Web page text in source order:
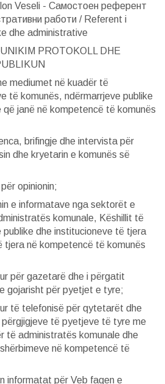
Veseli - Самостоен референт
работи / Referent i
dhe administrative
PROTOKOLL DHE
mediumet në kuadër të
të komunës, ndërmarrjeve publike
që janë në kompetencë të komunës
brifingje dhe intervista për
dhe kryetarin e komunës së
opinionin;
e informatave nga sektorët e
komunale, Këshillit të
publike dhe institucioneve të tjera
tjera në kompetencë të komunës
për gazetarë dhe i përgatit
gojarisht për pyetjet e tyre;
të telefonisë për qytetarët dhe
të pyetjeve të tyre me
të administratës komunale dhe
në kompetencë të
informatat për Veb faqen e